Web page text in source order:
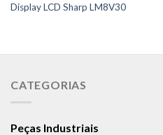
Display LCD Sharp LM8V30
CATEGORIAS
Peças Industriais